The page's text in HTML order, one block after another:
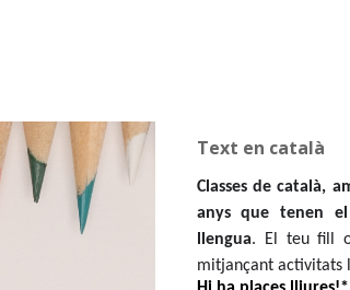
Text en català
Classes de català,
anys que tenen
llengua. El teu fill
mitjançant activitats